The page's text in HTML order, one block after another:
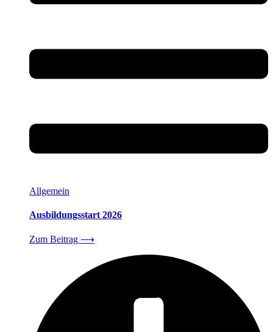
Allgemein
Ausbildungsstart 2026
Zum Beitrag ⟶